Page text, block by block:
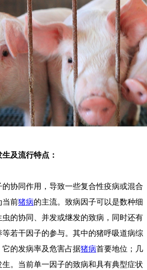
生及流行特点：
同作用，导致一些复合性疫病或混合
当前猪病的主流。致病因子可以是数种细
的协同、并发或继发的致病，同时还有
若干因子的参与。其中的猪呼吸道病综
的发病率及危害占据猪病首要地位；几
。当前单一因子的致病和具有典型症状